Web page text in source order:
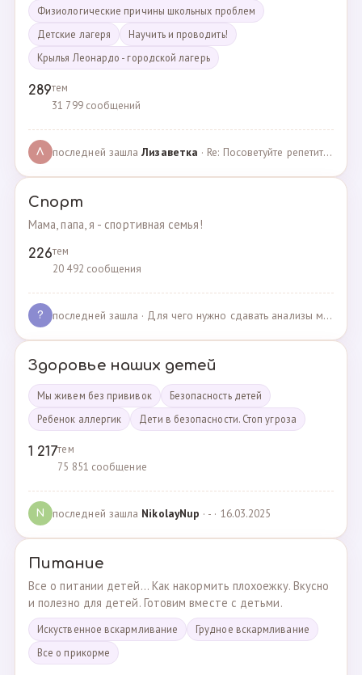
Физиологические причины школьных проблем
Детские лагеря
Научить и проводить!
Крылья Леонардо - городской лагерь
289тем
31 799 сообщений
Л последней зашлаЛизаветка · Re: Посоветуйте репетитора по английскому · 27.11.2024
Спорт
Мама, папа, я - спортивная семья!
226тем
20 492 сообщения
? последней зашла · Для чего нужно сдавать анализы мочи спортсменам? · 03.05.2025
Здоровье наших детей
Мы живем без прививок
Безопасность детей
Ребенок аллергик
Дети в безопасности. Стоп угроза
1 217тем
75 851 сообщение
N последней зашла NikolayNup · - · 16.03.2025
Питание
Все о питании детей... Как накормить плохоежку. Вкусно
и полезно для детей. Готовим вместе с детьми.
Искуственное вскармливание
Грудное вскармливание
Все о прикорме